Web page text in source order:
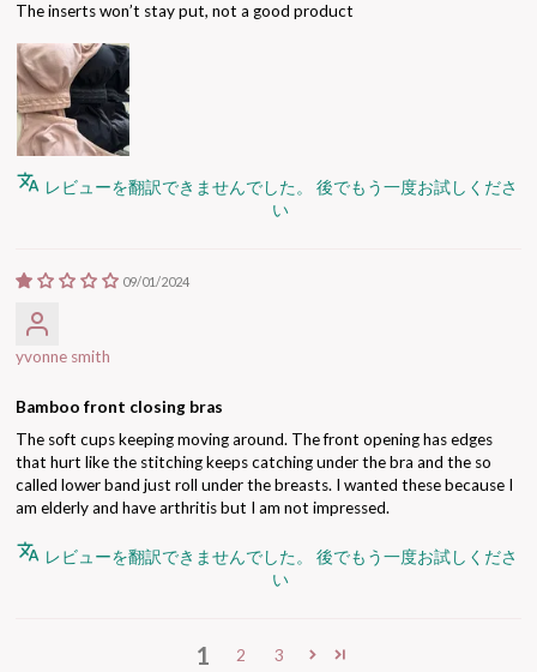
The inserts won’t stay put, not a good product
レビューを翻訳できませんでした。 後でもう一度お試しくださ
い
09/01/2024
yvonne smith
Bamboo front closing bras
The soft cups keeping moving around. The front opening has edges
that hurt like the stitching keeps catching under the bra and the so
called lower band just roll under the breasts. I wanted these because I
am elderly and have arthritis but I am not impressed.
レビューを翻訳できませんでした。 後でもう一度お試しくださ
い
1 2 3